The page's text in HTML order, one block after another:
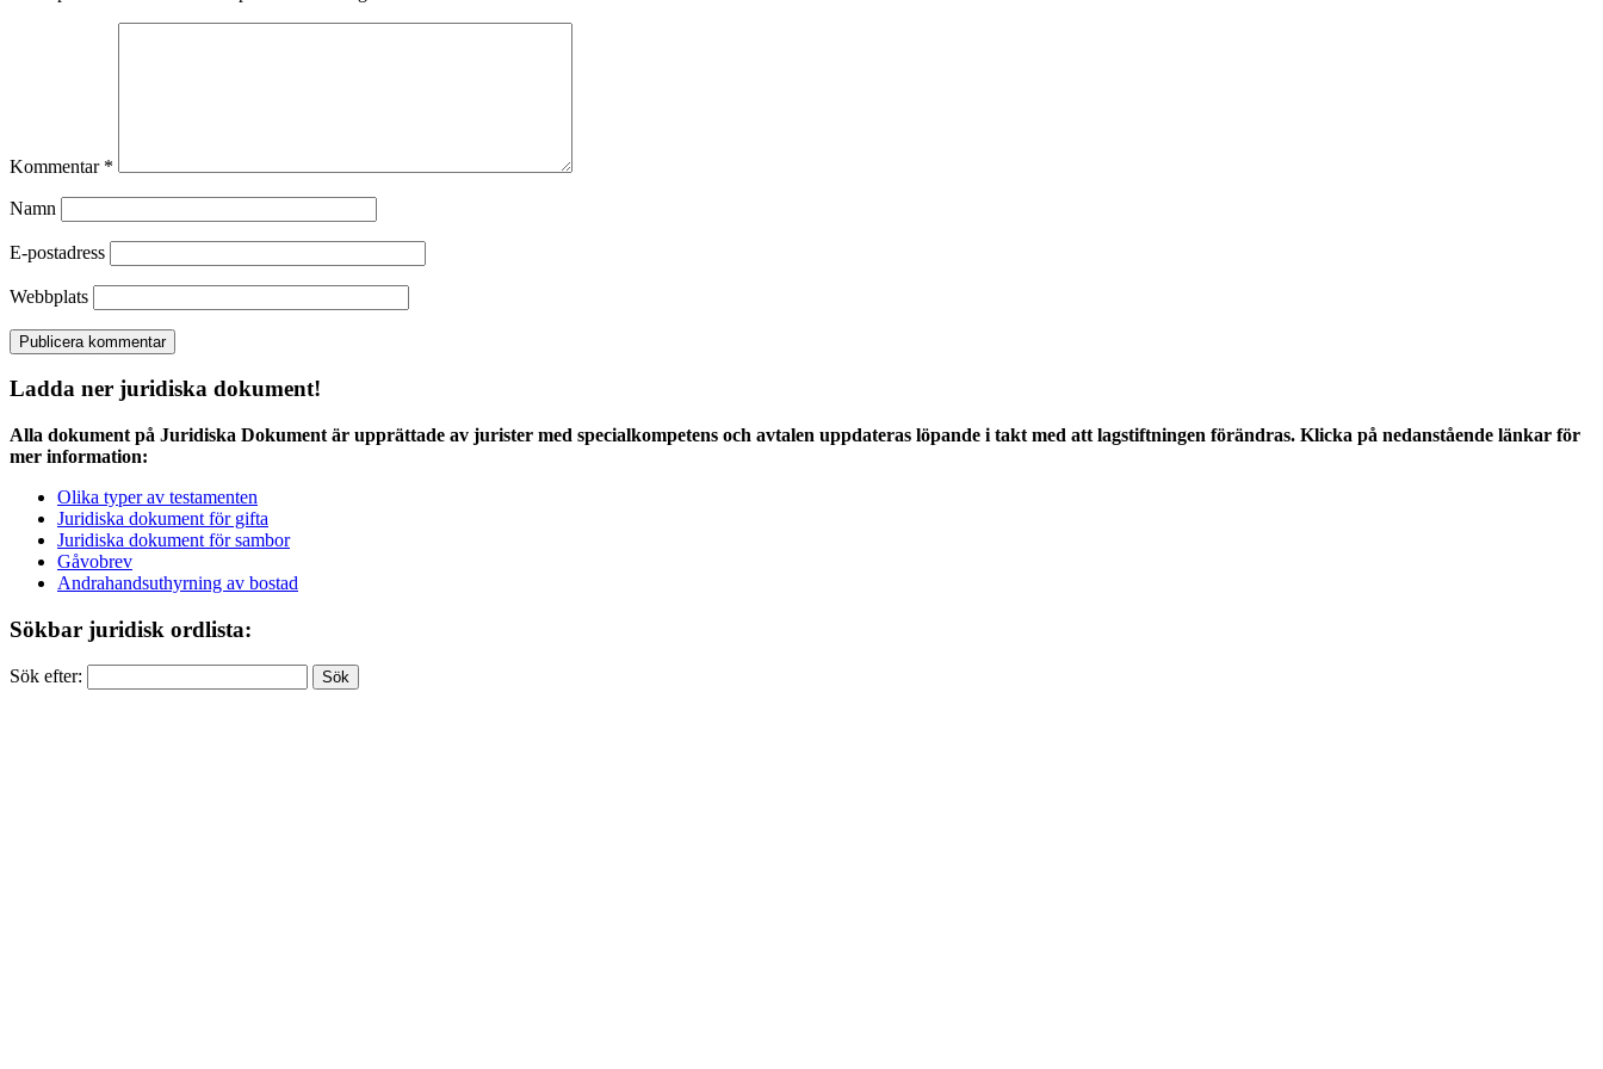
Kommentar *
Namn
E-postadress
Webbplats
Ladda ner juridiska dokument!
Alla dokument på Juridiska Dokument är upprättade av jurister med specialkompetens och avtalen uppdateras löpande i takt med att lagstiftningen förändras. Klicka på nedanstående länkar för
mer information:
Olika typer av testamenten
Juridiska dokument för gifta
Juridiska dokument för sambor
Gåvobrev
Andrahandsuthyrning av bostad
Sökbar juridisk ordlista:
Sök efter: